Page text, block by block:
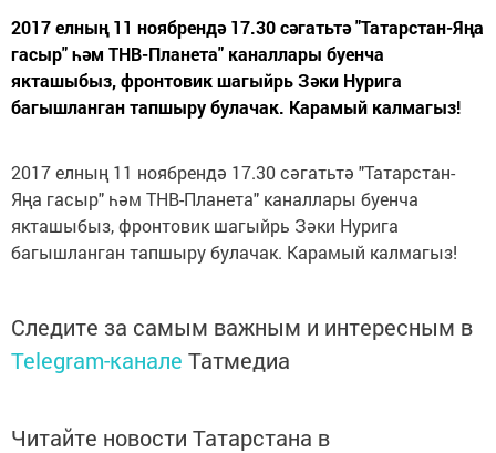
2017 елның 11 ноябрендә 17.30 сәгатьтә "Татарстан-Яңа
гасыр" һәм ТНВ-Планета" каналлары буенча
якташыбыз, фронтовик шагыйрь Зәки Нурига
багышланган тапшыру булачак. Карамый калмагыз!
2017 елның 11 ноябрендә 17.30 сәгатьтә "Татарстан-
Яңа гасыр" һәм ТНВ-Планета" каналлары буенча
якташыбыз, фронтовик шагыйрь Зәки Нурига
багышланган тапшыру булачак. Карамый калмагыз!
Следите за самым важным и интересным в
Telegram-канале Татмедиа
Читайте новости Татарстана в